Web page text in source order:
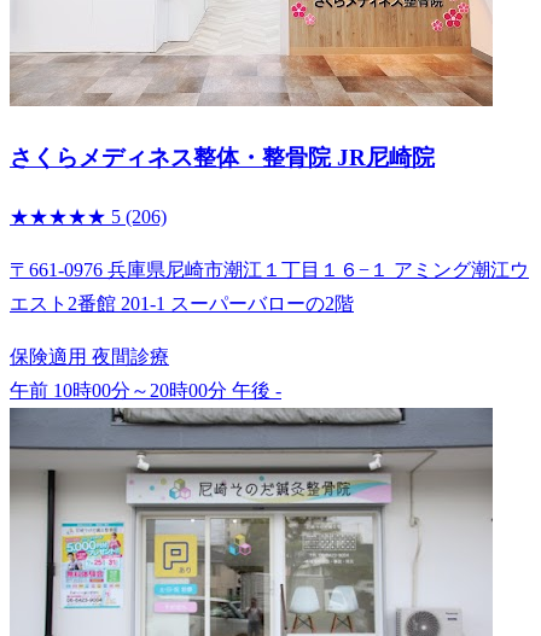
さくらメディネス整体・整骨院 JR尼崎院
★★★★★ 5 (206)
〒661-0976 兵庫県尼崎市潮江１丁目１６−１ アミング潮江ウ
エスト2番館 201-1 スーパーバローの2階
保険適用 夜間診療
午前 10時00分～20時00分 午後 -